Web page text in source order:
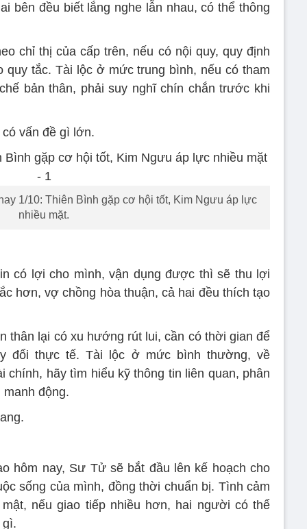
bên đều biết lắng nghe lẫn nhau, có thể thông
chỉ thị của cấp trên, nếu có nội quy, quy định
quy tắc. Tài lộc ở mức trung bình, nếu có tham
bản thân, phải suy nghĩ chín chắn trước khi
vấn đề gì lớn.
1/10: Thiên Bình gặp cơ hội tốt, Kim Ngưu áp lực
nhiều mặt.
có lợi cho mình, vận dụng được thì sẽ thu lợi
hơn, vợ chồng hòa thuận, cả hai đều thích tạo
thân lại có xu hướng rút lui, cần có thời gian để
đổi thực tế. Tài lộc ở mức bình thường, về
hãy tìm hiểu kỹ thông tin liên quan, phân
động.
hôm nay, Sư Tử sẽ bắt đầu lên kế hoạch cho
sống của mình, đồng thời chuẩn bị. Tình cảm
nếu giao tiếp nhiều hơn, hai người có thể